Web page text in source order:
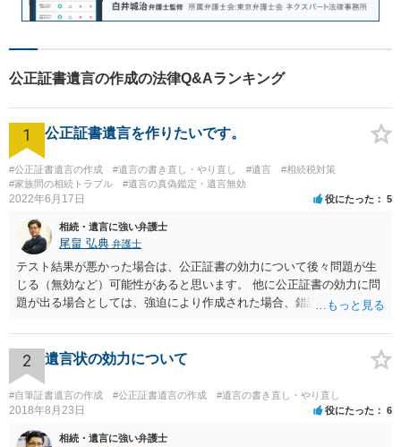
公正証書遺言の作成の法律Q&Aランキング
1 公正証書遺言を作りたいです。
#公正証書遺言の作成 #遺言の書き直し・やり直し #遺言
#相続税対策
#家族間の相続トラブル
#遺言の真偽鑑定・遺言無効
2022年6月17日 役にたった 5
相続・遺言に強い弁護士
尾畠 弘典 弁護士
テスト結果が悪かった場合は、公正証書の効力について後々問題が生
じる（無効など）可能性があると思います。 他に公正証書の効力に問
題が出る場合としては、強迫により作成された場合、錯誤（勘違い）
すが、弁護士に作成を依頼する場合は、１０～数十万円程度になるケ
ースが多いと思います。 報酬体系は、弁護士ごとに異なりますので一
律の基準はありません。
2 遺言状の効力について
#自筆証書遺言の作成 #公正証書遺言の作成 #遺言の書き直し・やり直し
2018年8月23日 役にたった 6
相続・遺言に強い弁護士